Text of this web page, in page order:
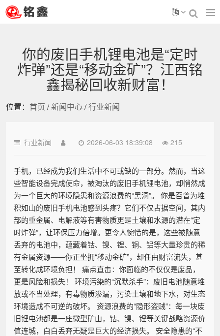
你的废旧手机锂电池是“定时
炸弹”还是“移动金矿”？江西铭
鑫揭秘回收新财富！
位置： 首页 /新闻中心/行业新闻
行业新闻 2026-06-03 18:39:08 215
手机，已经成为我们生活中不可或缺的一部分。然而，当这
些智能设备完成使命，被淘汰的废旧手机锂电池，却悄然成
为一个巨大的环境隐患和资源浪费的“黑洞”。 你是否曾为堆
积如山的废旧手机电池感到头疼？它们不仅占据空间，其内
部的重金属、电解液等有害物质更是土壤和水源的潜在“定
时炸弹”，让环保压力倍增。更令人惋惜的是，这些被随意
丢弃的电池中，蕴藏着钴、镍、锂、铜、铝等大量珍贵的稀
有金属资源——你正坐拥“移动金矿”，却任由财富流失，甚
至转化成环境负担！ 痛点直击：你面临的不仅仅是废品，
更是风险和损失！ 环境污染的“沉默杀手”：废旧电池随意堆
放或不当处理，有毒物质渗漏，污染土壤和地下水，对生态
环境造成不可逆的破坏。 资源浪费的“隐形盗贼”：每一块废
旧锂电池都是一座微型矿山，钴、镍、锂等关键战略资源价
值连城，白白丢弃无疑是巨大的经济损失。 安全隐患的“不